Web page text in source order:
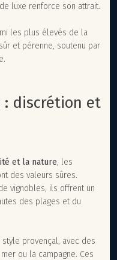
luxe renforce son attrait.
les plus élevés de la
et pérenne, soutenu par
: discrétion et
et la nature, les
des valeurs sûres.
vignobles, ils offrent un
des plages et du
provençal, avec des
ou la campagne. Ces